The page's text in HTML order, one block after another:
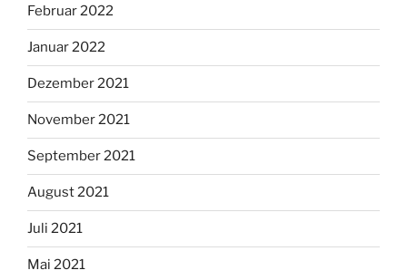
Februar 2022
Januar 2022
Dezember 2021
November 2021
September 2021
August 2021
Juli 2021
Mai 2021